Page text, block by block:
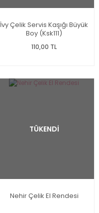
İvy Çelik Servis Kaşığı Büyük
Boy (Ksk111)
110,00 TL
TÜKENDİ
Nehir Çelik El Rendesi